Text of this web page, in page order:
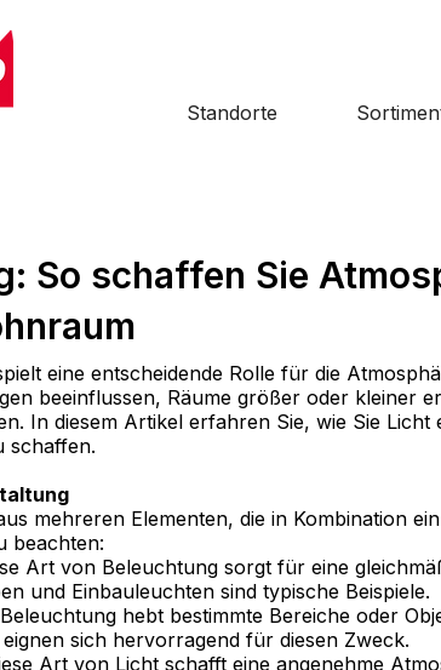
Standorte
So schaffen Sie
eine entscheidende Rolle für die
beeinflussen, Räume größer oder kleiner
In diesem Artikel erfahren Sie, wie Sie
schaffen.
mehreren Elementen, die in Kombination
beachten:
Art von Beleuchtung sorgt für eine
und Einbauleuchten sind typische Beispiele.
hebt bestimmte Bereiche oder
sich hervorragend für diesen Zweck.
Art von Licht schafft eine angenehme